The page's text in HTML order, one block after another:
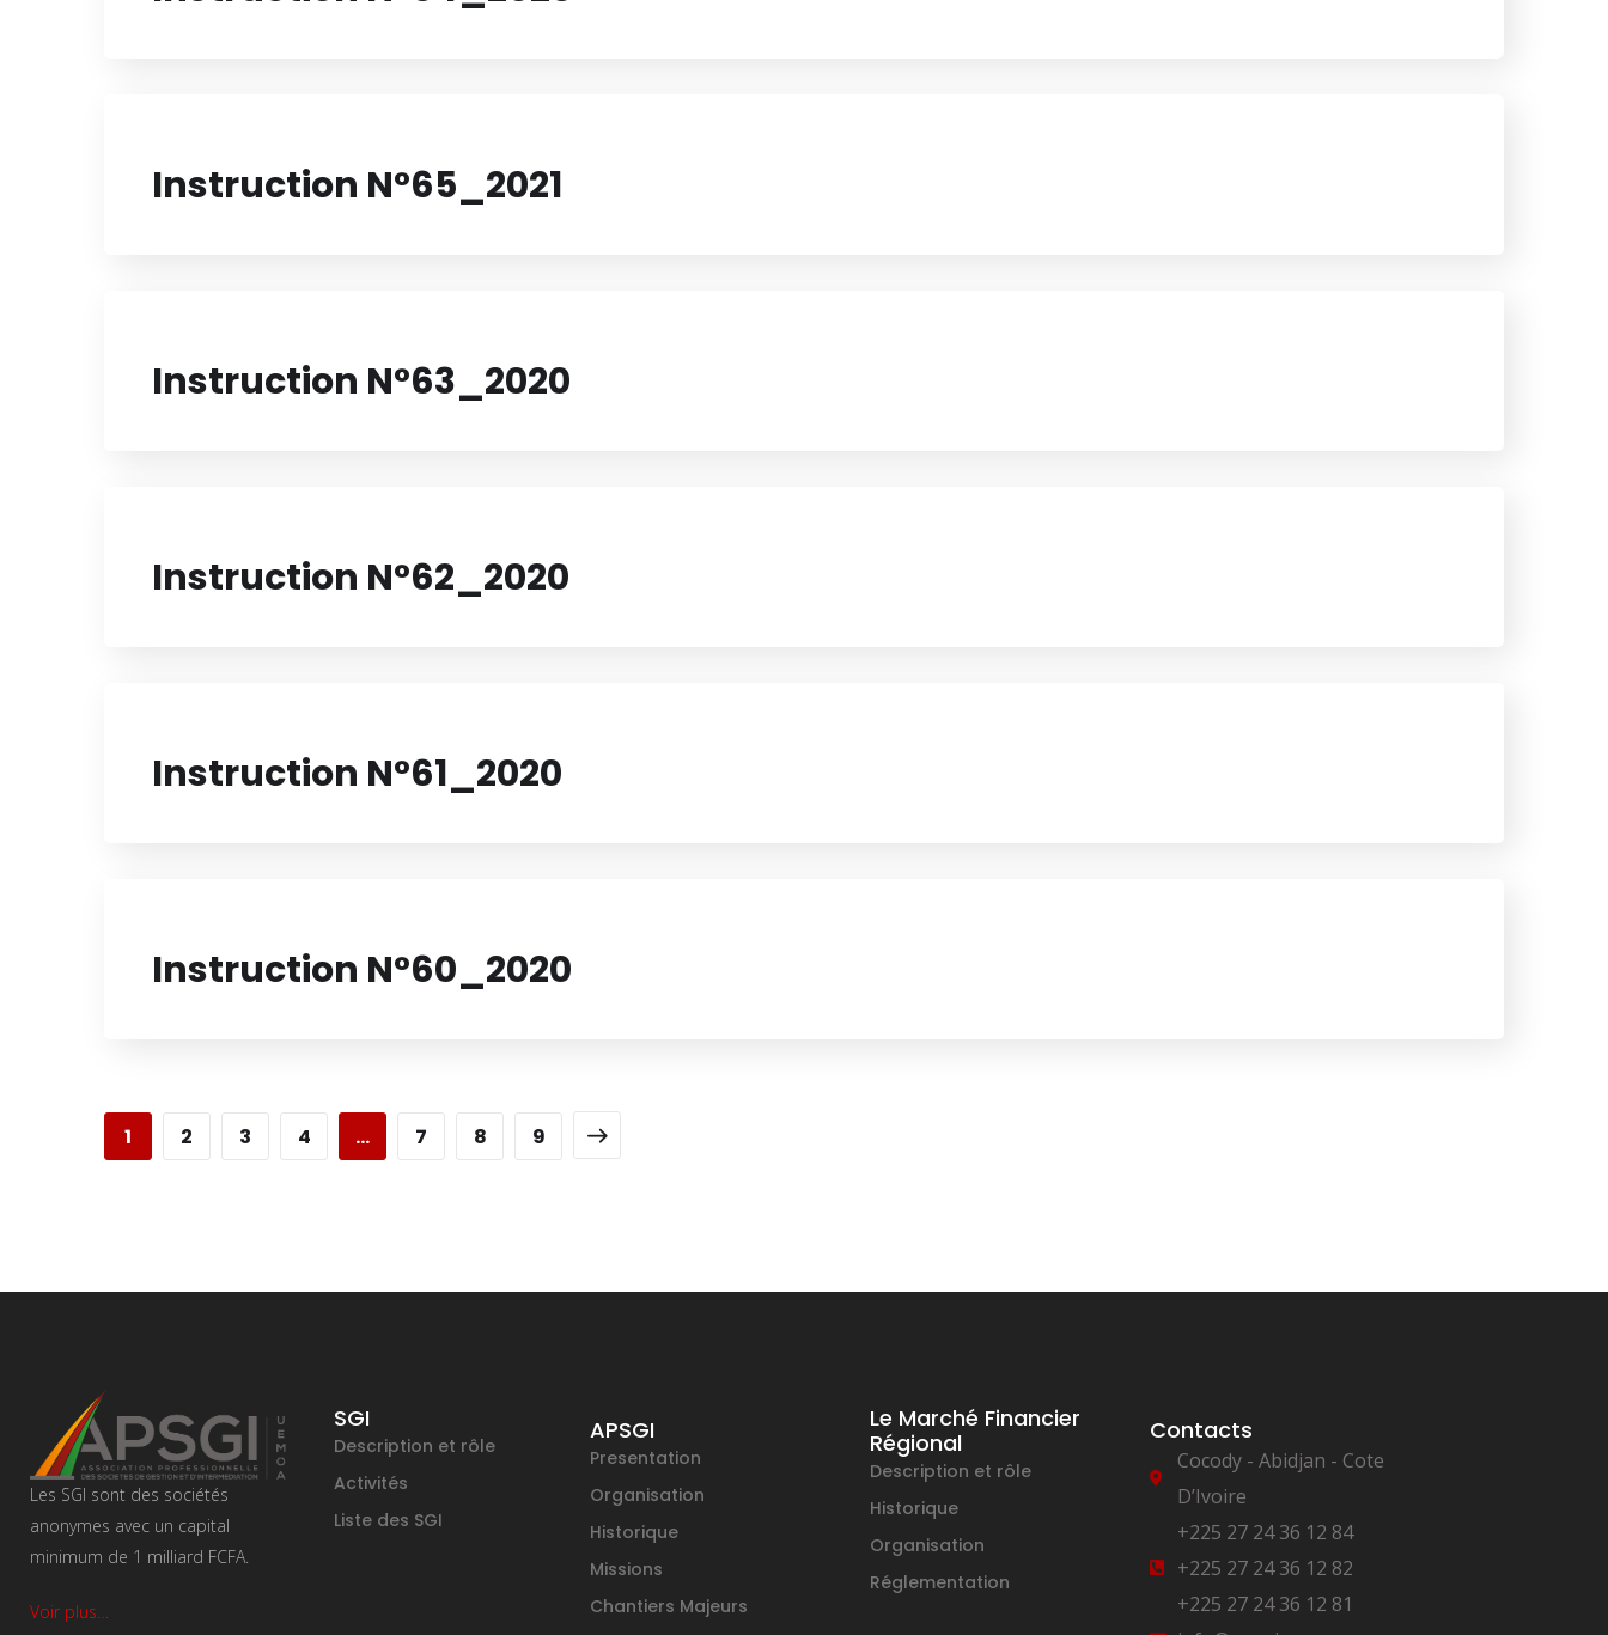
Instruction N°65_2021
Instruction N°63_2020
Instruction N°62_2020
Instruction N°61_2020
Instruction N°60_2020
1 2 3 4 … 7 8 9
Les SGI sont des sociétés
anonymes avec un capital
minimum de 1 milliard FCFA.
Voir plus…
SGI
Description et rôle
Activités
Liste des SGI
APSGI
Presentation
Organisation
Historique
Missions
Chantiers Majeurs
Le Marché Financier
Régional
Description et rôle
Historique
Organisation
Réglementation
Contacts
Cocody - Abidjan - Cote
D’Ivoire
+225 27 24 36 12 84
+225 27 24 36 12 82
+225 27 24 36 12 81